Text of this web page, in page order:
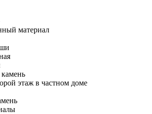
материал
этаж в частном доме